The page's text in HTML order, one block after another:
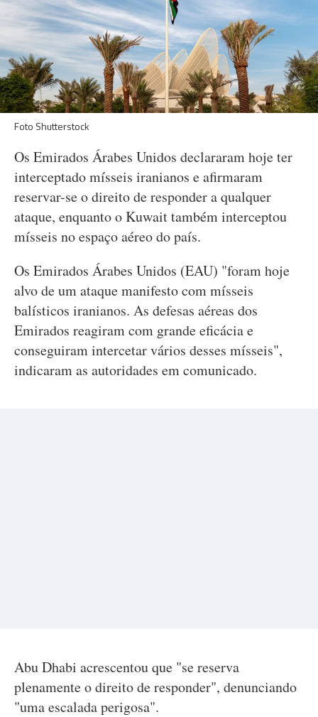
Foto Shutterstock
Os Emirados Árabes Unidos declararam hoje ter
interceptado mísseis iranianos e afirmaram
reservar-se o direito de responder a qualquer
ataque, enquanto o Kuwait também interceptou
mísseis no espaço aéreo do país.
Os Emirados Árabes Unidos (EAU) "foram hoje
alvo de um ataque manifesto com mísseis
balísticos iranianos. As defesas aéreas dos
Emirados reagiram com grande eficácia e
conseguiram intercetar vários desses mísseis",
indicaram as autoridades em comunicado.
Abu Dhabi acrescentou que "se reserva
plenamente o direito de responder", denunciando
"uma escalada perigosa".